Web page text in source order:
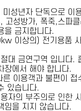
성년자 단독으로 이
고성방가, 폭죽,스파클
을 금지합니다.
이상의) 전기용품
대 금연구역 입니다.
장에서 해야 합니다.
이용객과 불편이 접
있습니다.
자의 부주의로 인한
임을 지지 않습니다.